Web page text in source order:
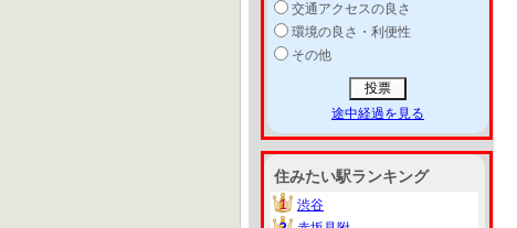
交通アクセスの良さ
環境の良さ・利便性
その他
途中経過を見る
住みたい駅ランキング
1
1
渋谷